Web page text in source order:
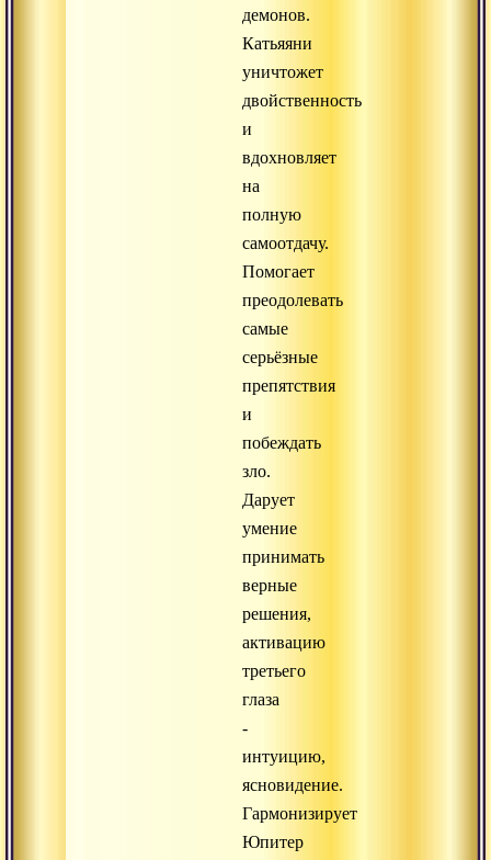
демонов.
Катьяяни
уничтожет
двойственность
и
вдохновляет
на
полную
самоотдачу.
Помогает
преодолевать
самые
серьёзные
препятствия
и
побеждать
зло.
Дарует
умение
принимать
верные
решения,
активацию
третьего
глаза
-
интуицию,
ясновидение.
Гармонизирует
Юпитер